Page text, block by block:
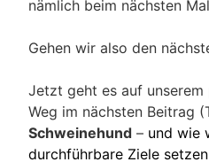
nämlich beim nächsten
Gehen wir also den
Jetzt geht es auf
Weg im nächsten Beitrag
Schweinehund – und wie
durchführbare Ziele